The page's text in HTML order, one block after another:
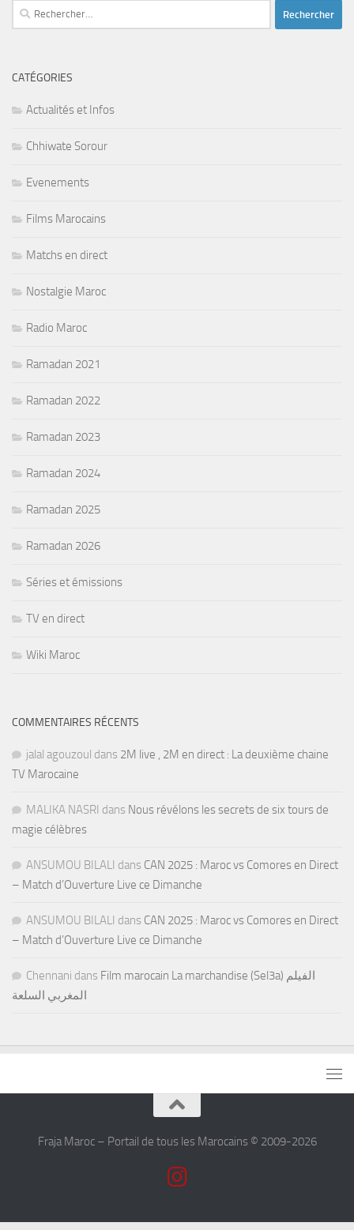
Rechercher :
CATÉGORIES
Actualités et Infos
Chhiwate Sorour
Evenements
Films Marocains
Matchs en direct
Nostalgie Maroc
Radio Maroc
Ramadan 2021
Ramadan 2022
Ramadan 2023
Ramadan 2024
Ramadan 2025
Ramadan 2026
Séries et émissions
TV en direct
Wiki Maroc
COMMENTAIRES RÉCENTS
jalal agouzoul dans 2M live , 2M en direct : La deuxième chaine
TV Marocaine
MALIKA NASRI dans Nous révélons les secrets de six tours de
magie célèbres
ANSUMOU BILALI dans CAN 2025 : Maroc vs Comores en Direct
– Match d’Ouverture Live ce Dimanche
ANSUMOU BILALI dans CAN 2025 : Maroc vs Comores en Direct
– Match d’Ouverture Live ce Dimanche
Chennani dans Film marocain La marchandise (Sel3a) الفيلم
المغربي السلعة
Fraja Maroc – Portail de tous les Marocains © 2009-2026